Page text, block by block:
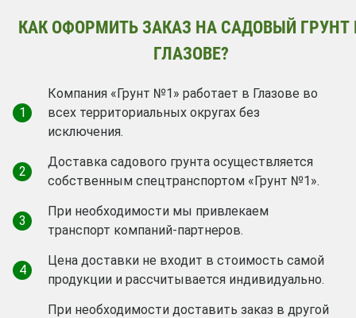
КАК ОФОРМИТЬ ЗАКАЗ НА САДОВЫЙ ГРУНТ
ГЛАЗОВЕ?
1
Компания «Грунт №1» работает в Глазове во
всех территориальных округах без
исключения.
2
Доставка садового грунта осуществляется
собственным спецтранспортом «Грунт №1».
3
При необходимости мы привлекаем
транспорт компаний-партнеров.
4
Цена доставки не входит в стоимость самой
продукции и рассчитывается индивидуально.
При необходимости доставить заказ в другой